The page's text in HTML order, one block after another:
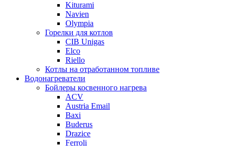
Kiturami
Navien
Olympia
Горелки для котлов
CIB Unigas
Elco
Riello
Котлы на отработанном топливе
Водонагреватели
Бойлеры косвенного нагрева
ACV
Austria Email
Baxi
Buderus
Drazice
Ferroli